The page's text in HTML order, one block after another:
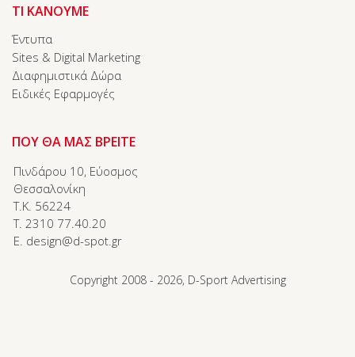
ΤΙ ΚΑΝΟΥΜΕ
Έντυπα
Sites & Digital Marketing
Διαφημιστικά Δώρα
Ειδικές Εφαρμογές
ΠΟΥ ΘΑ ΜΑΣ ΒΡΕΙΤΕ
Πινδάρου 10, Εύοσμος
Θεσσαλονίκη
T.K. 56224
T. 2310 77.40.20
E. design@d-spot.gr
Copyright 2008 - 2026, D-Sport Advertising